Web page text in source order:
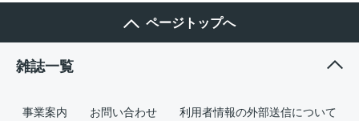
ページトップへ
雑誌一覧
事業案内 お問い合わせ 利用者情報の外部送信について